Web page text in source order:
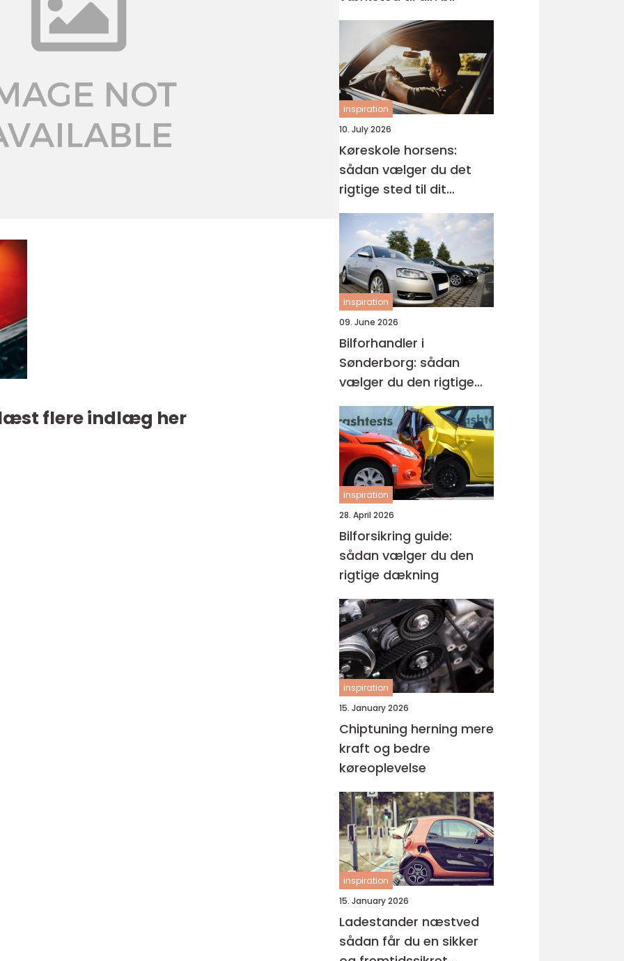
flere indlæg her
inspiration
10. July 2026
Køreskole horsens:
sådan vælger du det
rigtige sted til dit
kørekort
inspiration
09. June 2026
Bilforhandler i
Sønderborg: sådan
vælger du den rigtige
brugtbil
inspiration
28. April 2026
Bilforsikring guide:
sådan vælger du den
rigtige dækning
inspiration
15. January 2026
Chiptuning herning mere
kraft og bedre
køreoplevelse
inspiration
15. January 2026
Ladestander næstved
sådan får du en sikker